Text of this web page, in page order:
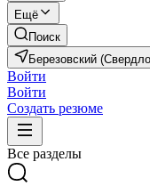
Ещё
Поиск
Березовский
Войти
Войти
Создать резюме
Все разделы